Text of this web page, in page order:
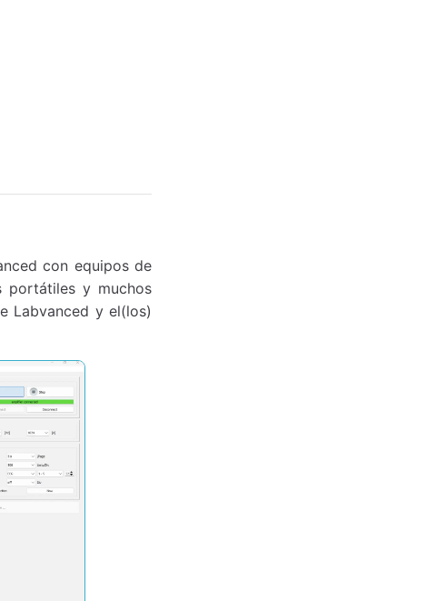
con equipos de
portátiles y muchos
Labvanced y el(los)